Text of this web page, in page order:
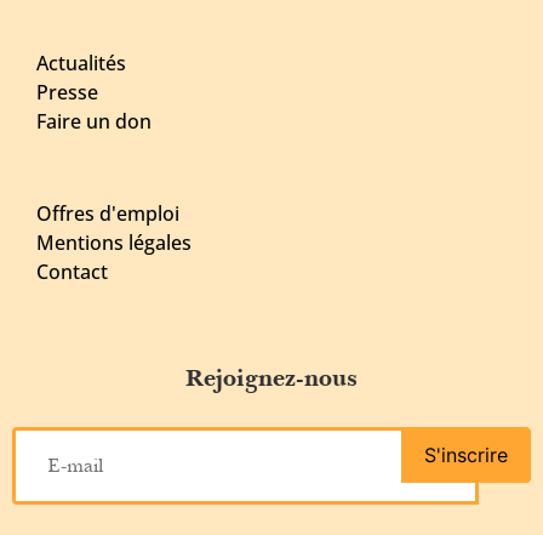
Actualités
Presse
Faire un don
Offres d'emploi
Mentions légales
Contact
Rejoignez-nous
S'inscrire